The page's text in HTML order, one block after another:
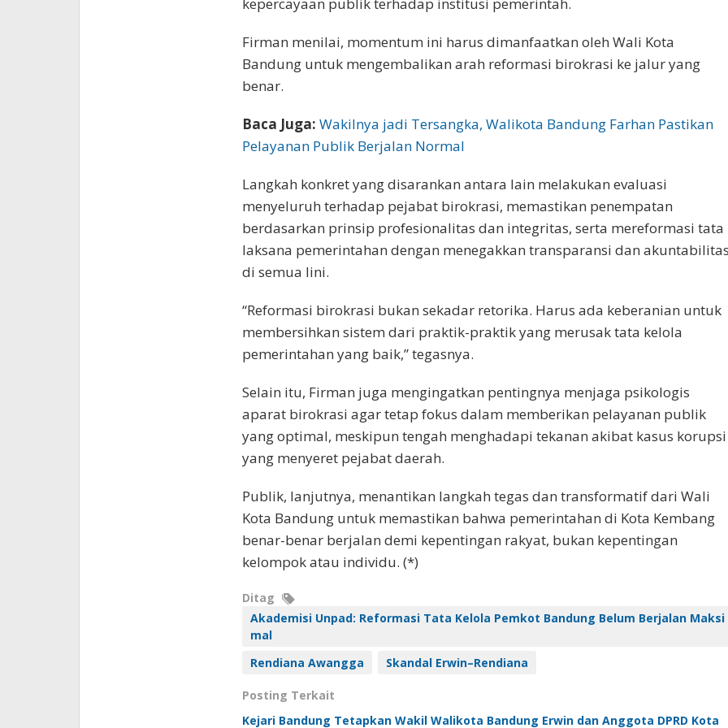
Firman menilai, momentum ini harus dimanfaatkan oleh Wali Kota
Bandung untuk mengembalikan arah reformasi birokrasi ke jalur yang
benar.
Baca Juga:Wakilnya jadi Tersangka, Walikota Bandung Farhan Pastikan
Pelayanan Publik Berjalan Normal
Langkah konkret yang disarankan antara lain melakukan evaluasi
menyeluruh terhadap pejabat birokrasi, memastikan penempatan
berdasarkan prinsip profesionalitas dan integritas, serta mereformasi tata
laksana pemerintahan dengan menegakkan transparansi dan
di semua lini.
“Reformasi birokrasi bukan sekadar retorika. Harus ada keberanian untuk
membersihkan sistem dari praktik-praktik yang merusak tata kelola
pemerintahan yang baik,” tegasnya.
Selain itu, Firman juga mengingatkan pentingnya menjaga psikologis
aparat birokrasi agar tetap fokus dalam memberikan pelayanan publik
yang optimal, meskipun tengah menghadapi tekanan akibat kasus korupsi
yang menyeret pejabat daerah.
Publik, lanjutnya, menantikan langkah tegas dan transformatif dari Wali
Kota Bandung untuk memastikan bahwa pemerintahan di Kota Kembang
benar-benar berjalan demi kepentingan rakyat, bukan kepentingan
kelompok atau individu. (*)
Ditag
Akademisi Unpad: Reformasi Tata Kelola Pemkot Bandung Belum Berjalan Maksi
mal
Rendiana Awangga
Skandal Erwin–Rendiana
Posting Terkait
Kejari Bandung Tetapkan Wakil Walikota Bandung Erwin dan Anggota DPRD Kota